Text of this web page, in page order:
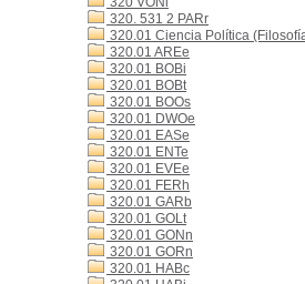
320. 531 2 PARr
320.01 Ciencia Política
320.01 AREe
320.01 BOBi
320.01 BOBt
320.01 BOOs
320.01 DWOe
320.01 EASe
320.01 ENTe
320.01 EVEe
320.01 FERh
320.01 GARb
320.01 GOLt
320.01 GONn
320.01 GORn
320.01 HABc